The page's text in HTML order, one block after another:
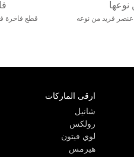
فريد من نوعه
قطع فاخرة
ارقى الماركات
شانيل
رولكس
لوي فيتون
هيرمس